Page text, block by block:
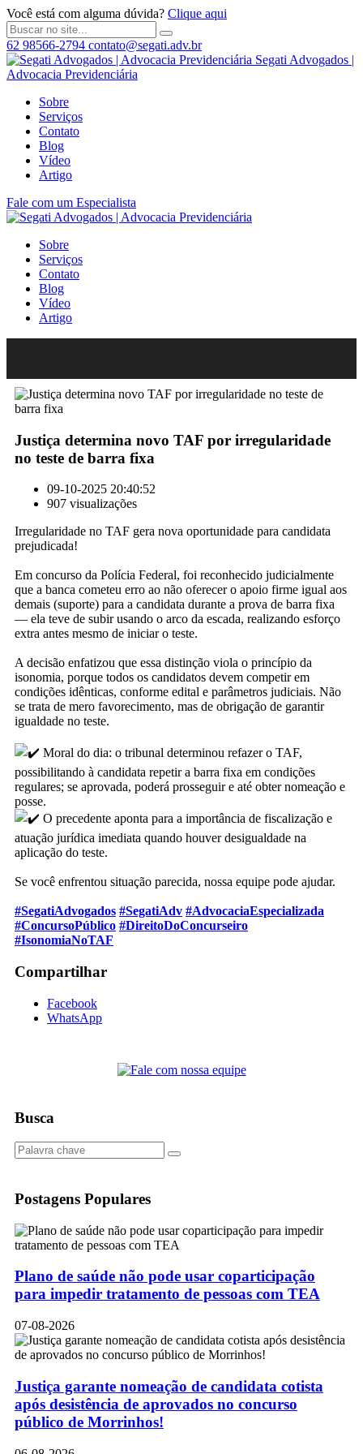
Você está com alguma dúvida? Clique aqui
62 98566-2794 contato@segati.adv.br
Segati Advogados |
Advocacia Previdenciária
Sobre
Serviços
Contato
Blog
Vídeo
Artigo
Fale com um Especialista
Sobre
Serviços
Contato
Blog
Vídeo
Artigo
Justiça determina novo TAF por irregularidade
no teste de barra fixa
09-10-2025 20:40:52
907 visualizações
Irregularidade no TAF gera nova oportunidade para candidata
prejudicada!
Em concurso da Polícia Federal, foi reconhecido judicialmente
que a banca cometeu erro ao não oferecer o apoio firme igual aos
demais (suporte) para a candidata durante a prova de barra fixa
— ela teve de subir usando o arco da escada, realizando esforço
extra antes mesmo de iniciar o teste.
A decisão enfatizou que essa distinção viola o princípio da
isonomia, porque todos os candidatos devem competir em
condições idênticas, conforme edital e parâmetros judiciais. Não
se trata de mero favorecimento, mas de obrigação de garantir
igualdade no teste.
Moral do dia: o tribunal determinou refazer o TAF,
possibilitando à candidata repetir a barra fixa em condições
regulares; se aprovada, poderá prosseguir e até obter nomeação e
posse.
O precedente aponta para a importância de fiscalização e
atuação jurídica imediata quando houver desigualdade na
aplicação do teste.
Se você enfrentou situação parecida, nossa equipe pode ajudar.
#SegatiAdvogados #SegatiAdv #AdvocaciaEspecializada
#ConcursoPúblico #DireitoDoConcurseiro
#IsonomiaNoTAF
Compartilhar
Facebook
WhatsApp
Busca
Postagens Populares
Plano de saúde não pode usar coparticipação
para impedir tratamento de pessoas com TEA
07-08-2026
Justiça garante nomeação de candidata cotista
após desistência de aprovados no concurso
público de Morrinhos!